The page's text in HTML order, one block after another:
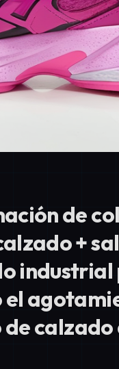
de
+
industrial